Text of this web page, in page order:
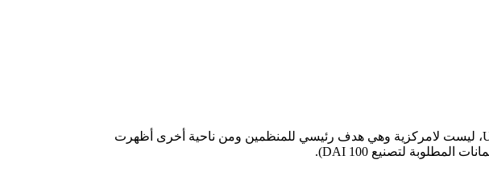
تعالج Frax Finance قضية كفاءة رأس المال المستقر، والعملات المستقرة التقليدية المدعومة بالضمانات مثل USDT، ليست لامركزية وهي هدف رئيسي للمنظمين ومن ناحية أخرى أظهرت